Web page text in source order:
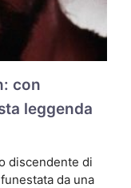
con
leggenda
discendente di
da una